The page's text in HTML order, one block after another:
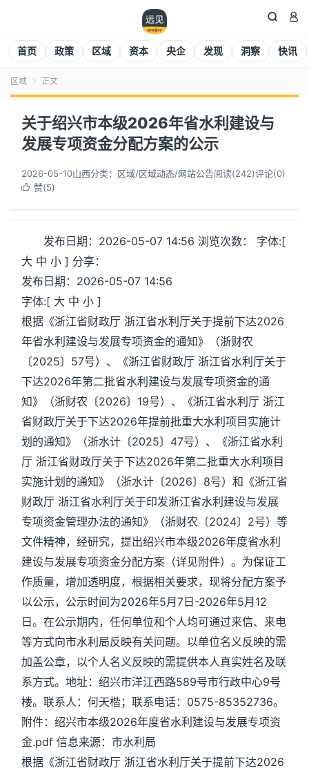
 
首页 政策 区域 资本 央企 发现 洞察 快讯
区域  正文
关于绍兴市本级2026年省水利建设与
发展专项资金分配方案的公示
2026-05-10山西分类： 区域/区域动态/网站公告阅读(242)评论(0)
 赞(5)
发布日期：2026-05-07 14:56 浏览次数： 字体:[
大 中 小 ] 分享：
发布日期：2026-05-07 14:56
字体:[ 大 中 小 ]
根据《浙江省财政厅 浙江省水利厅关于提前下达2026
年省水利建设与发展专项资金的通知》（浙财农
〔2025〕57号）、《浙江省财政厅 浙江省水利厅关于
下达2026年第二批省水利建设与发展专项资金的通
知》（浙财农〔2026〕19号）、《浙江省水利厅 浙江
省财政厅关于下达2026年提前批重大水利项目实施计
划的通知》（浙水计〔2025〕47号）、《浙江省水利
厅 浙江省财政厅关于下达2026年第二批重大水利项目
实施计划的通知》（浙水计〔2026〕8号）和《浙江省
财政厅 浙江省水利厅关于印发浙江省水利建设与发展
专项资金管理办法的通知》（浙财农〔2024〕2号）等
文件精神，经研究，提出绍兴市本级2026年度省水利
建设与发展专项资金分配方案（详见附件）。为保证工
作质量，增加透明度，根据相关要求，现将分配方案予
以公示，公示时间为2026年5月7日-2026年5月12
日。在公示期内，任何单位和个人均可通过来信、来电
等方式向市水利局反映有关问题。以单位名义反映的需
加盖公章，以个人名义反映的需提供本人真实姓名及联
系方式。地址：绍兴市洋江西路589号市行政中心9号
楼。联系人：何天楷；联系电话：0575-85352736。
附件：绍兴市本级2026年度省水利建设与发展专项资
金.pdf 信息来源：市水利局
根据《浙江省财政厅 浙江省水利厅关于提前下达2026